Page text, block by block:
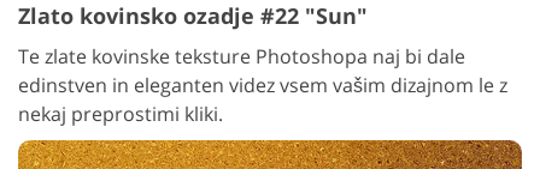
Zlato kovinsko ozadje #22 "Sun"
Te zlate kovinske teksture Photoshopa naj bi dale
edinstven in eleganten videz vsem vašim dizajnom le z
nekaj preprostimi kliki.